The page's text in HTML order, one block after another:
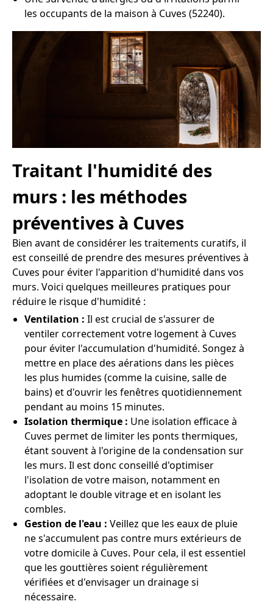
les occupants de la maison à Cuves (52240).
Traitant l'humidité des
murs : les méthodes
préventives à Cuves
Bien avant de considérer les traitements curatifs, il
est conseillé de prendre des mesures préventives à
Cuves pour éviter l'apparition d'humidité dans vos
murs. Voici quelques meilleures pratiques pour
réduire le risque d'humidité :
Ventilation : Il est crucial de s'assurer de
ventiler correctement votre logement à Cuves
pour éviter l'accumulation d'humidité. Songez à
mettre en place des aérations dans les pièces
les plus humides (comme la cuisine, salle de
bains) et d'ouvrir les fenêtres quotidiennement
pendant au moins 15 minutes.
Isolation thermique : Une isolation efficace à
Cuves permet de limiter les ponts thermiques,
étant souvent à l'origine de la condensation sur
les murs. Il est donc conseillé d'optimiser
l'isolation de votre maison, notamment en
adoptant le double vitrage et en isolant les
combles.
Gestion de l'eau : Veillez que les eaux de pluie
ne s'accumulent pas contre murs extérieurs de
votre domicile à Cuves. Pour cela, il est essentiel
que les gouttières soient régulièrement
vérifiées et d'envisager un drainage si
nécessaire.